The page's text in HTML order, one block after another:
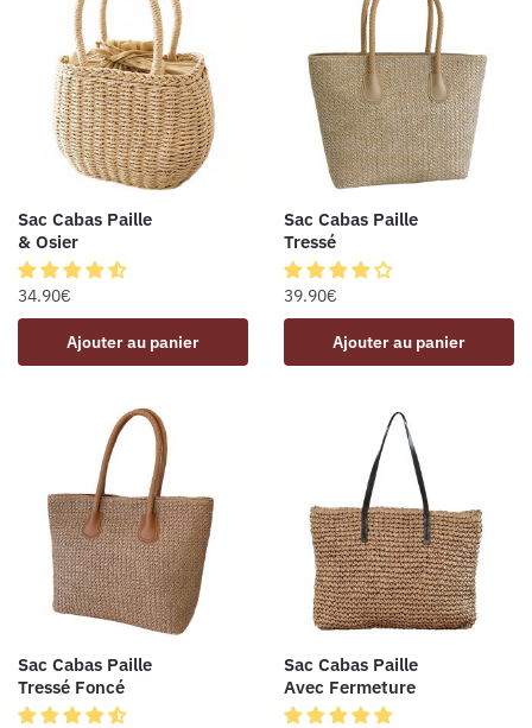
Sac Cabas Paille
& Osier
34.90€
Ajouter au panier
Sac Cabas Paille
Tressé
39.90€
Ajouter au panier
Sac Cabas Paille
Tressé Foncé
Sac Cabas Paille
Avec Fermeture